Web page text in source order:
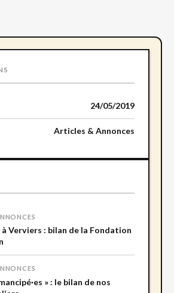
24/05/2019
Articles & Annonces
Verviers : bilan de la Fondation
» : le bilan de nos